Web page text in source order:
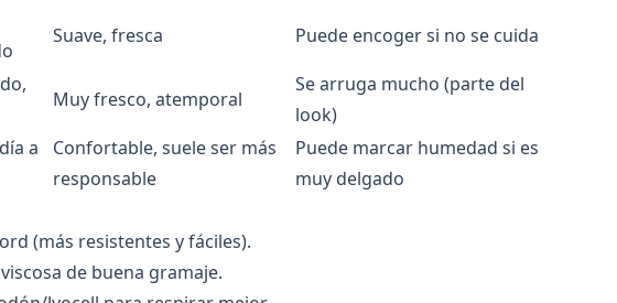
Suave, fresca Puede encoger si no se cuida
Muy fresco, atemporal
Se arruga mucho (parte del
look)
a
Confortable, suele ser más
responsable
Puede marcar humedad si es
muy delgado
(más resistentes y fáciles).
de buena gramaje.